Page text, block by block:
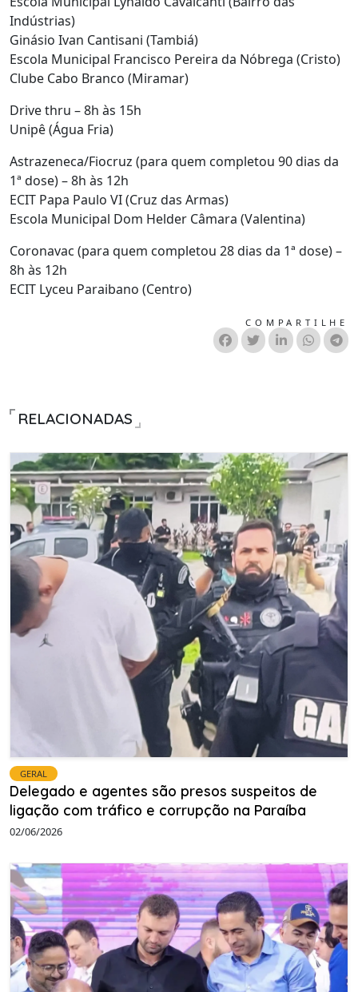
Indústrias)
Ginásio Ivan Cantisani (Tambiá)
Escola Municipal Francisco Pereira da Nóbrega (Cristo)
Clube Cabo Branco (Miramar)
Drive thru – 8h às 15h
Unipê (Água Fria)
Astrazeneca/Fiocruz (para quem completou 90 dias da
1ª dose) – 8h às 12h
ECIT Papa Paulo VI (Cruz das Armas)
Escola Municipal Dom Helder Câmara (Valentina)
Coronavac (para quem completou 28 dias da 1ª dose) –
8h às 12h
ECIT Lyceu Paraibano (Centro)
COMPARTILHE
RELACIONADAS
GERAL
Delegado e agentes são presos suspeitos de
ligação com tráfico e corrupção na Paraíba
02/06/2026